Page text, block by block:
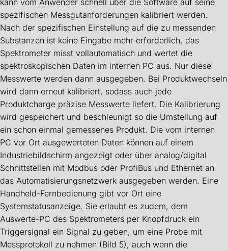
spezifischen Messgutanforderungen kalibriert werden.
Nach der spezifischen Einstellung auf die zu messenden
Substanzen ist keine Eingabe mehr erforderlich, das
Spektrometer misst vollautomatisch und wertet die
spektroskopischen Daten im internen PC aus. Nur diese
Messwerte werden dann ausgegeben. Bei Produktwechseln
wird dann erneut kalibriert, sodass auch jede
Produktcharge präzise Messwerte liefert. Die Kalibrierung
wird gespeichert und beschleunigt so die Umstellung auf
ein schon einmal gemessenes Produkt. Die vom internen
PC vor Ort ausgewerteten Daten können auf einem
Industriebildschirm angezeigt oder über analog/digital
Schnittstellen mit Modbus oder ProfiBus und Ethernet an
das Automatisierungsnetzwerk ausgegeben werden. Eine
Handheld-Fernbedienung gibt vor Ort eine
Systemstatusanzeige. Sie erlaubt es zudem, dem
Auswerte-PC des Spektrometers per Knopfdruck ein
Triggersignal ein Signal zu geben, um eine Probe mit
Messprotokoll zu nehmen (Bild 5), auch wenn die